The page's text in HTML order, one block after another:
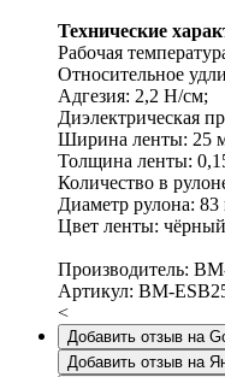
Технические
Рабочая
Относительное
Адгезия: 2,2 Н/см;
Диэлектрическая
Ширина ленты: 25
Толщина ленты:
Количество в
Диаметр рулона:
Цвет ленты:
Производитель:
Артикул: BM-
<
Добавить отзыв на
Добавить отзыв на